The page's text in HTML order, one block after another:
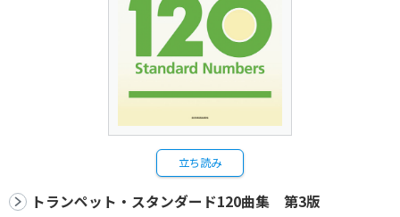
立ち読み
トランペット・スタンダード120曲集 第3版